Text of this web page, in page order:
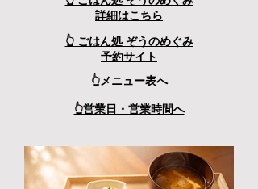
​詳細はこちら
👆 ごはん処 ぞうのめぐみ
予約サイト
👆メニュー表へ
👆営業日・営業時間へ